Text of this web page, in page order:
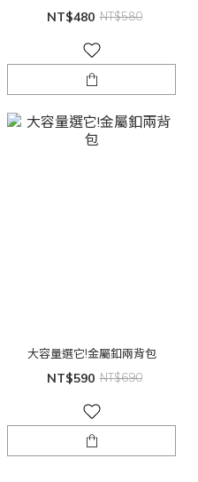
NT$480 NT$580
大容量選它!金屬釦兩背包
NT$590 NT$690